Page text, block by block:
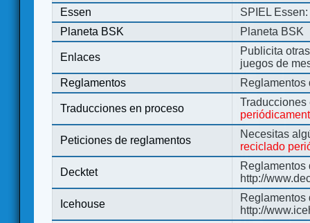
Essen
SPIEL
Planeta BSK
Planeta BSK
Enlaces
Publicita
juegos de
Reglamentos
Reglamentos
Traducciones en proceso
Peticiones de reglamentos
Necesitas
reciclado
Decktet
Reglamentos
http://
Icehouse
Reglamentos
http://